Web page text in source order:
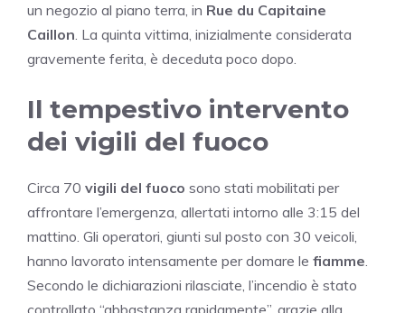
un negozio al piano terra, in Rue du Capitaine
Caillon. La quinta vittima, inizialmente considerata
gravemente ferita, è deceduta poco dopo.
Il tempestivo intervento
dei vigili del fuoco
Circa 70 vigili del fuoco sono stati mobilitati per
affrontare l’emergenza, allertati intorno alle 3:15 del
mattino. Gli operatori, giunti sul posto con 30 veicoli,
hanno lavorato intensamente per domare le fiamme.
Secondo le dichiarazioni rilasciate, l’incendio è stato